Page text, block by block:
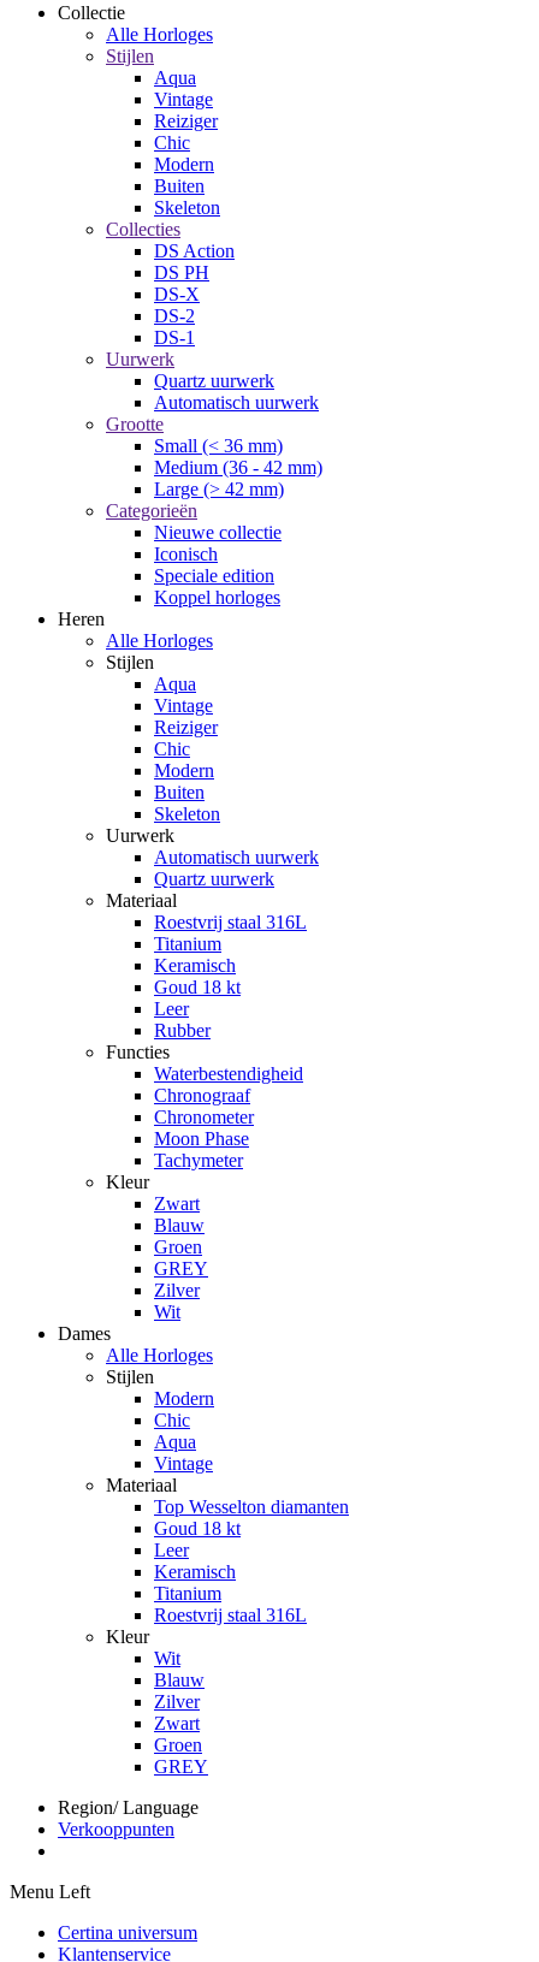
Collectie
Alle Horloges
Stijlen
Aqua
Vintage
Reiziger
Chic
Modern
Buiten
Skeleton
Collecties
DS Action
DS PH
DS-X
DS-2
DS-1
Uurwerk
Quartz uurwerk
Automatisch uurwerk
Grootte
Small (< 36 mm)
Medium (36 - 42 mm)
Large (> 42 mm)
Categorieën
Nieuwe collectie
Iconisch
Speciale edition
Koppel horloges
Heren
Alle Horloges
Stijlen
Aqua
Vintage
Reiziger
Chic
Modern
Buiten
Skeleton
Uurwerk
Automatisch uurwerk
Quartz uurwerk
Materiaal
Roestvrij staal 316L
Titanium
Keramisch
Goud 18 kt
Leer
Rubber
Functies
Waterbestendigheid
Chronograaf
Chronometer
Moon Phase
Tachymeter
Kleur
Zwart
Blauw
Groen
GREY
Zilver
Wit
Dames
Alle Horloges
Stijlen
Modern
Chic
Aqua
Vintage
Materiaal
Top Wesselton diamanten
Goud 18 kt
Leer
Keramisch
Titanium
Roestvrij staal 316L
Kleur
Wit
Blauw
Zilver
Zwart
Groen
GREY
Region/ Language
Verkooppunten
Menu Left
Certina universum
Klantenservice